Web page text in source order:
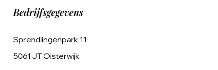
Bedrijfsgegevens
Sprendlingenpark 11
5061 JT Oisterwijk